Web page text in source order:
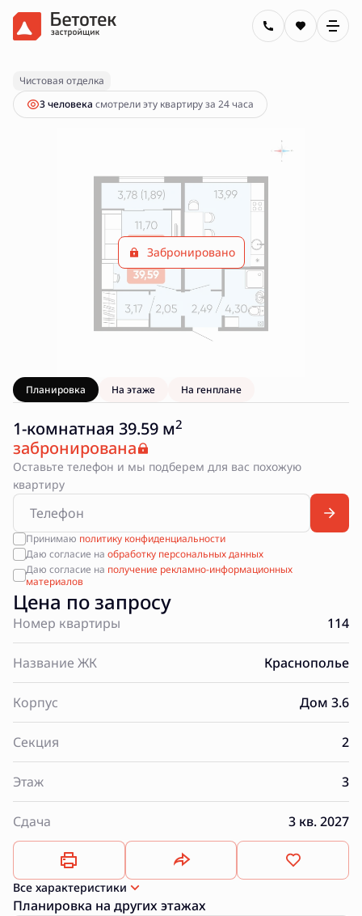
1-комнатная39.59 м Цена по запросу
Чистовая отделка
3 человекa смотрели эту квартиру за 24 часа
Забронировано
Планировка На этаже На генплане
1-комнатная 39.59 м2
забронирована
Оставьте телефон и мы подберем для вас похожую
квартиру
Принимаю политику конфиденциальности
Даю согласие на обработку персональных данных
Даю согласие на получение рекламно-информационных
материалов
Цена по запросу
Номер квартиры 114
Название ЖК Краснополье
Корпус Дом 3.6
Секция 2
Этаж 3
Сдача 3 кв. 2027
Все характеристики
Планировка на других этажах